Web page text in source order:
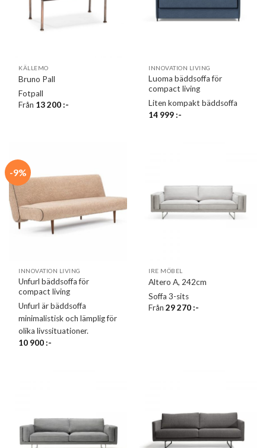
KÄLLEMO
Bruno Pall
Fotpall
Från 13 200:-
INNOVATION LIVING
Luoma bäddsoffa för
compact living
Liten kompakt bäddsoffa
14 999:-
-9%
INNOVATION LIVING
Unfurl bäddsoffa för
compact living
Unfurl är bäddsoffa
minimalistisk och lämplig för
olika livssituationer.
10 900:-
IRE MÖBEL
Altero A, 242cm
Soffa 3-sits
Från29 270:-